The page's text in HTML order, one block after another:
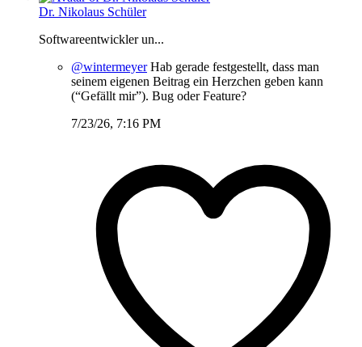
Dr. Nikolaus Schüler
Softwareentwickler un...
@wintermeyerHab gerade festgestellt, dass man
seinem eigenen Beitrag ein Herzchen geben kann
(“Gefällt mir”). Bug oder Feature?
7/23/26, 7:16 PM